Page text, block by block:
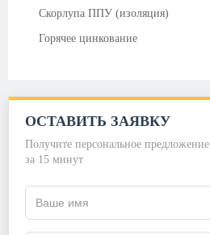
Скорлупа ППУ (изоляция)
Горячее цинкование
ОСТАВИТЬ ЗАЯВКУ
Получите персональное предложение
за 15 минут